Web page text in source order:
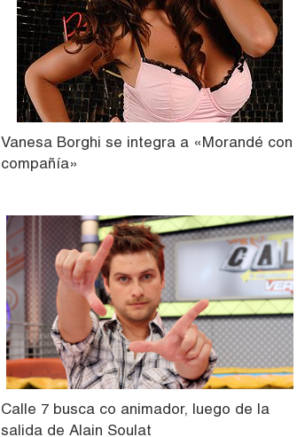
Vanesa Borghi se integra a «Morandé con
compañía»
Calle 7 busca co animador, luego de la
salida de Alain Soulat